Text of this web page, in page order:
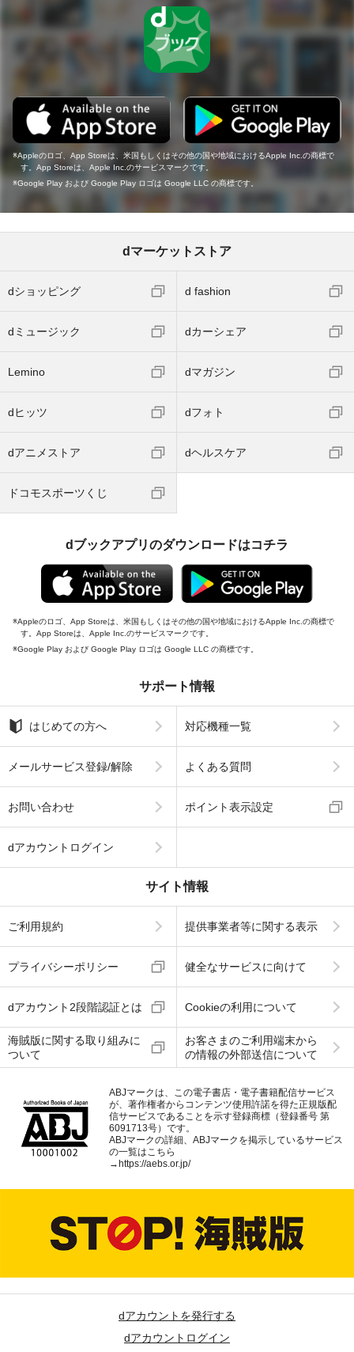
Appleのロゴ、App Storeは、米国もしくはその他の国や地域におけるApple Inc.の商標で
す。App Storeは、Apple Inc.のサービスマークです。
Google Play および Google Play ロゴは Google LLC の商標です。
dマーケットストア
dショッピング d fashion
dミュージック dカーシェア
Lemino dマガジン
dヒッツ dフォト
dアニメストア dヘルスケア
ドコモスポーツくじ
dブックアプリのダウンロードはコチラ
Appleのロゴ、App Storeは、米国もしくはその他の国や地域におけるApple Inc.の商標で
す。App Storeは、Apple Inc.のサービスマークです。
Google Play および Google Play ロゴは Google LLC の商標です。
サポート情報
はじめての方へ 対応機種一覧
メールサービス登録/解除 よくある質問
お問い合わせ ポイント表示設定
dアカウントログイン
サイト情報
ご利用規約 提供事業者等に関する表示
プライバシーポリシー 健全なサービスに向けて
dアカウント2段階認証とは Cookieの利用について
海賊版に関する取り組みに
ついて
お客さまのご利用端末から
の情報の外部送信について
ABJマークは、この電子書店・電子書籍配信サービス
が、著作権者からコンテンツ使用許諾を得た正規版配
信サービスであることを示す登録商標（登録番号 第
6091713号）です。
ABJマークの詳細、ABJマークを掲示しているサービス
の一覧はこちら
→ https://aebs.or.jp/
dアカウントを発行する
dアカウントログイン